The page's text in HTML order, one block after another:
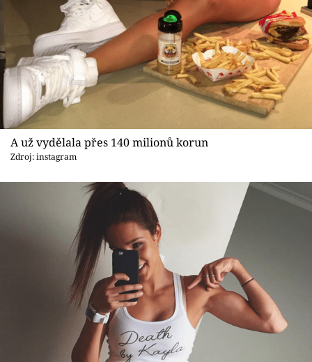
A už vydělala přes 140 milionů korun
Zdroj: instagram